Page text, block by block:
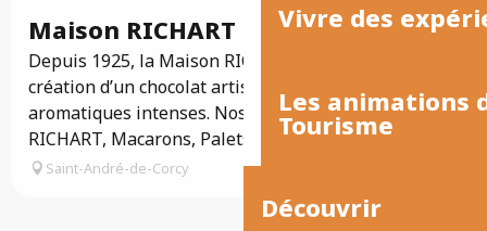
Vivre des
Les animations
Tourisme
Découvrir
Maison RICHART
Depuis 1925, la Maison RICHART se consacre à la
création d’un chocolat artisanal aux notes
aromatiques intenses. Nos spécialités : Petits
RICHART, Macarons, Palets de la...
Saint-André-de-Corcy
Réservable